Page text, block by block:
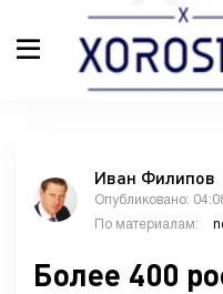
Иван Филипов
Опубликовано:
По материалам:
Более 400